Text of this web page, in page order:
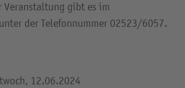
gibt es im
der Telefonnummer 02523/6057.
12.06.2024